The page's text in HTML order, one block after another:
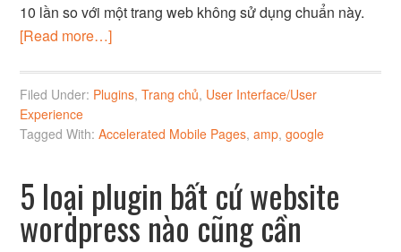
10 lần so với một trang web không sử dụng chuẩn này.
[Read more…]
Filed Under: Plugins,Trang chủ, User Interface/User
Experience
Tagged With:Accelerated Mobile Pages,amp,google
5 loại plugin bất cứ website
wordpress nào cũng cần